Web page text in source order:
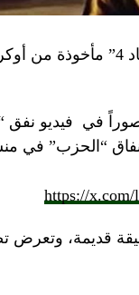
“النهار” تكشف حقيقة صور في
في فيديو
https://x.com/
قديمة، وتعرض